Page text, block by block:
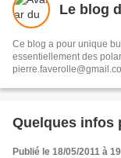
Le blog
Ce blog a pour unique
essentiellement des
Quelques infos
Publié le 18/05/2011 à